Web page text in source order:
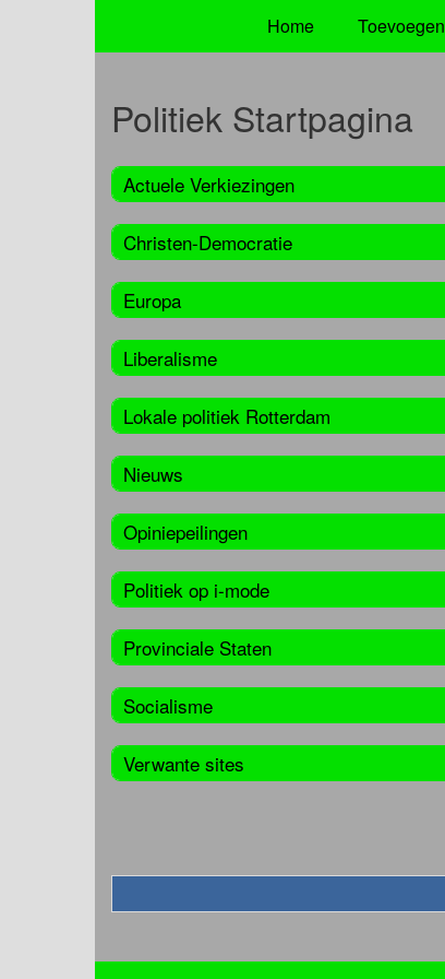
Home Toevoegen
Politiek Startpagina
Actuele Verkiezingen
Christen-Democratie
Europa
Liberalisme
Lokale politiek Rotterdam
Nieuws
Opiniepeilingen
Politiek op i-mode
Provinciale Staten
Socialisme
Verwante sites